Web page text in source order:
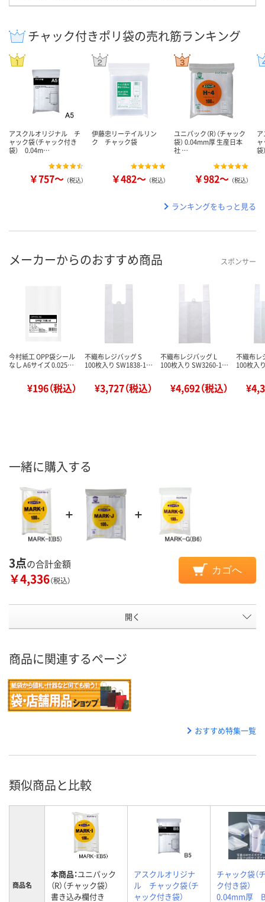
チャック付きポリ袋の売れ筋ランキング
アスクルオリジナル チ
ャック袋（チャック付き
袋） 0.04m…
￥757～ （税込）
伊藤忠リーテイルリン
ク チャック袋
￥482～ （税込）
ユニパック（R）（チャック
袋） 0.04mm厚 生産日本
社 …
￥982～ （税込）
ャ
ランキングをもっと見る
メーカーからのおすすめ商品 スポンサー
今村紙工 OPP袋シール
なし A6サイズ 0.025…
¥196（税込）
不織布レジバッグ S
100枚入り SW1838-1…
¥3,727（税込）
不織布レジバッグ L
100枚入り SW3260-1…
¥4,692（税込）
不織布レ
100枚入
一緒に購入する
3点の合計金額
￥4,336（税込）
カゴへ
開く
商品に関連するページ
おすすめ特集一覧
類似商品と比較
商品名
本商品：ユニパック
（R）（チャック袋）
書き込み欄付き
アスクルオリジナ
ル チャック袋（チ
ャック付き袋）
チャック袋（
ク付き袋）
0.04mm厚